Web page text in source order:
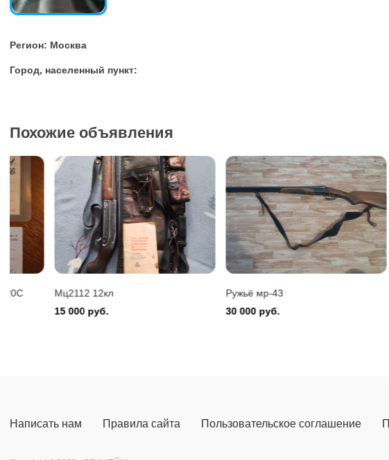
Регион: Москва
Город, населенный пункт:
Похожие объявления
Мц2112 12кл
15 000 руб.
Ружьё мр-43
30 000 руб.
50 000
Benelli Montefeltro 12/76
150 000 руб.
Написать нам Правила сайта Пользовательское соглашение